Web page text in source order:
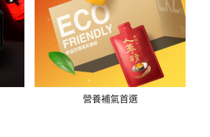
營養補氣首選